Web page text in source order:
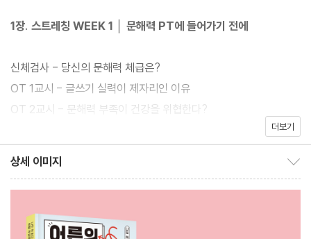
출간 즉시 베스트셀러에 올라 끊임없이 사랑받고 있는 이 책이 한층
는 이번 한정판 에디션은 차분한 블랙 톤을 바탕으로 기존 책과 차별
화되면서도 고급스러운 표지로 완성되었다. 문해력 도약과 계묘년
의 의미를 담은 토끼 일러스트로 생동감과 귀여움까지 더해진 ‘블랙
래빗 에디션’이다. 독자를 향한 감사를 담은 저자의 손 편지가 들어
가 소장 가치도 높인 스페셜 리커버다.
어려운 대학생 및 취업 준비생, 세 줄 요약만 읽는 스마트폰 중독자
1장. 스트레칭 WEEK 1 │ 문해력 PT에 들어가기 전에
신체검사 - 당신의 문해력 체급은?
OT 1교시 - 글쓰기 실력이 제자리인 이유
OT 2교시 - 문해력 부족이 건강을 위협한다?
#보충제 - ‘활자 중독’이 되어보세요
2장. 어휘 근육 WEEK 2~3 │ 기초부터 탄탄하게
더보기
상세 이미지